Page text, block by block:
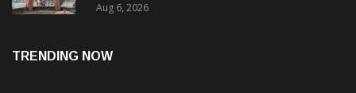
Revenue Lapses.
Aug 6, 2026
TRENDING NOW